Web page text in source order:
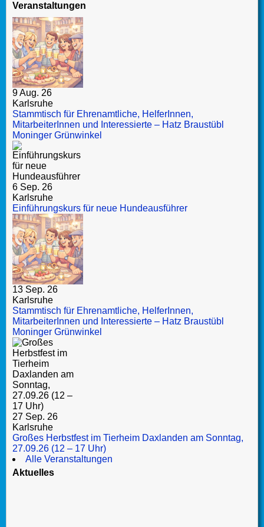
Veranstaltungen
9 Aug. 26
Karlsruhe
Stammtisch für Ehrenamtliche, HelferInnen,
MitarbeiterInnen und Interessierte – Hatz Braustübl
Moninger Grünwinkel
6 Sep. 26
Karlsruhe
Einführungskurs für neue Hundeausführer
13 Sep. 26
Karlsruhe
Stammtisch für Ehrenamtliche, HelferInnen,
MitarbeiterInnen und Interessierte – Hatz Braustübl
Moninger Grünwinkel
27 Sep. 26
Karlsruhe
Großes Herbstfest im Tierheim Daxlanden am Sonntag,
27.09.26 (12 – 17 Uhr)
Alle Veranstaltungen
Aktuelles